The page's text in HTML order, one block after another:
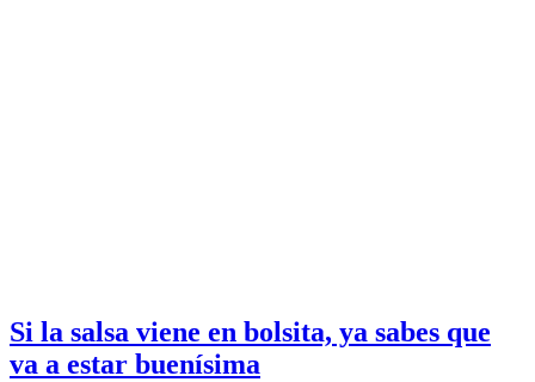
Si la salsa viene en bolsita, ya sabes que
va a estar buenísima